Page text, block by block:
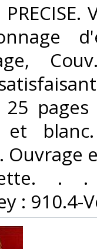
25
Ouvrage
. .
: 910.4-